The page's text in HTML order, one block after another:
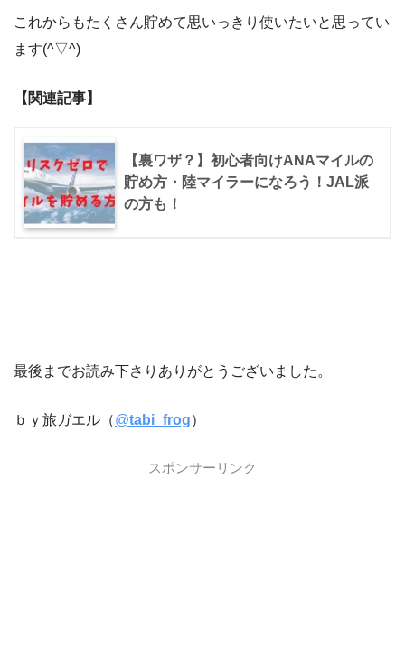
これからもたくさん貯めて思いっきり使いたいと思ってい
ます(^▽^)
【関連記事】
【裏ワザ？】初心者向けANAマイルの
貯め方・陸マイラーになろう！JAL派
の方も！
最後までお読み下さりありがとうございました。
ｂｙ旅ガエル（@tabi_frog）
スポンサーリンク